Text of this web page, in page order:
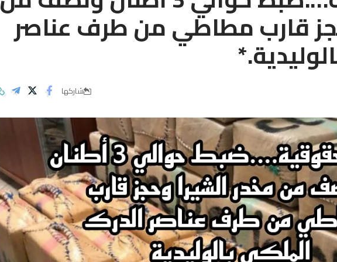
قارب مطاطي من طرف عناصر
شاركها